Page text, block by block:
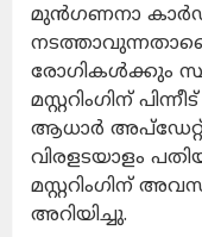
മുൻഗണനാ
രോഗികൾക്കും
മസ്റ്ററിംഗിന്
ആധാർ അപ്‌ഡേറ്റ്
വിരളടയാളം
മസ്റ്ററിംഗിന്
അറിയിച്ചു.